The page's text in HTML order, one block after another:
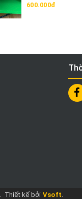
600.000đ
Thiết kế bởi Vsoft